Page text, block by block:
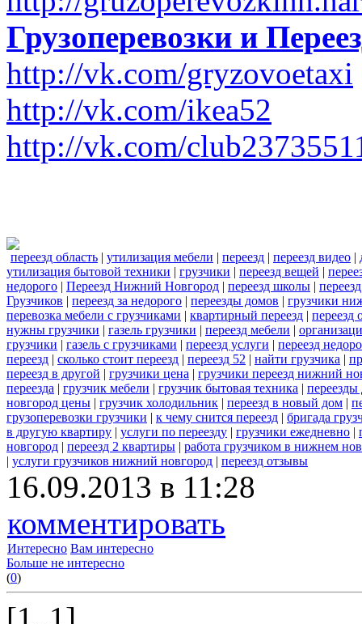
Грузоперевозки и
http://vk.com/gryzovoetaxi
http://vk.com/ikea52
http://vk.com/
переезд область | утилизация мебели | переезд | переезд видео |
утилизация бытовой техники | грузчики | переезд вещей |
недорого | Переезд Нижний Новгород | переезд школы |
Грузчиков | переезд за недорого | переезды домов | грузчики
перевозка мебели с грузчиками | квартирный переезд | переезд
нужны грузчики | газель грузчики | переезд мебели |
грузчики | газель с грузчиками | переезд услуги | переезд
переезд | сколько стоит переезд | переезд 52 | найти грузчика |
переезд в другой | грузчики цена | грузчики переезд нижний
переезда | грузчик мебели | грузчик бытовая техника | переезды
новгород цены | грузчик холодильник | переезд в новый дом |
грузоперевозки грузчики | к чему снится переезд | бригада
в другую квартиру | услуги по переезду | грузчики ежедневно |
новгород | переезд 2 квартиры | работа грузчиком в нижнем
| услуги грузчиков нижний новгород | переезд отзывы
16.09.2013 в 11:28
комментировать
Интересно Вам интересно
Больше не интересно
(0)